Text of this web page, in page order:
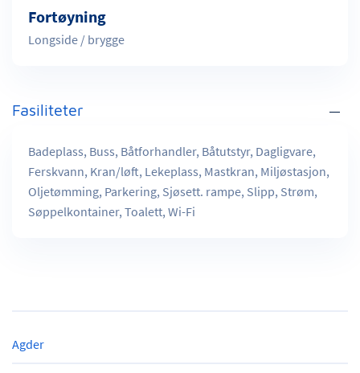
Fortøyning
Longside / brygge
Fasiliteter
Badeplass, Buss, Båtforhandler, Båtutstyr, Dagligvare,
Ferskvann, Kran/løft, Lekeplass, Mastkran, Miljøstasjon,
Oljetømming, Parkering, Sjøsett. rampe, Slipp, Strøm,
Søppelkontainer, Toalett, Wi-Fi
Agder